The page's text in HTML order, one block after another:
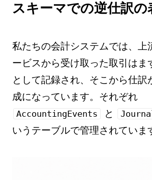
スキーマでの逆仕訳の
私たちの会計システムでは、上
ービスから受け取った取引はま
として記録され、そこから仕訳
成になっています。それぞれ
AccountingEvents と
いうテーブルで管理されていま